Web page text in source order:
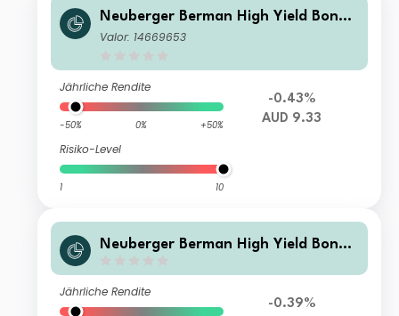
Neuberger Berman High Yield Bond
Fund AUD I Income Class
Valor: 14669653
Jährliche Rendite
-50% 0% +50%
Risiko-Level
1 10
-0.43%
AUD 9.33
Neuberger Berman High Yield Bond
Jährliche Rendite
-0.39%